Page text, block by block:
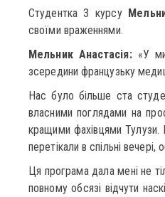
Студентка 3 курсу
своїми враженнями.
Мельник Анастасія:«У
зсередини французьку
Нас було більше ста
власними поглядами на
кращими фахівцями Тулузи.
перетікали в спільні
Ця програма дала мені не
повному обсязі відчути